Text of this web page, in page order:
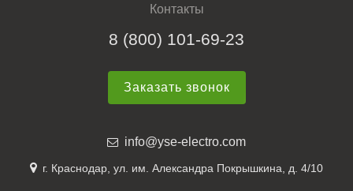
Контакты
8 (800) 101-69-23
Заказать звонок
info@yse-electro.com
г. Краснодар, ул. им. Александра Покрышкина, д. 4/10